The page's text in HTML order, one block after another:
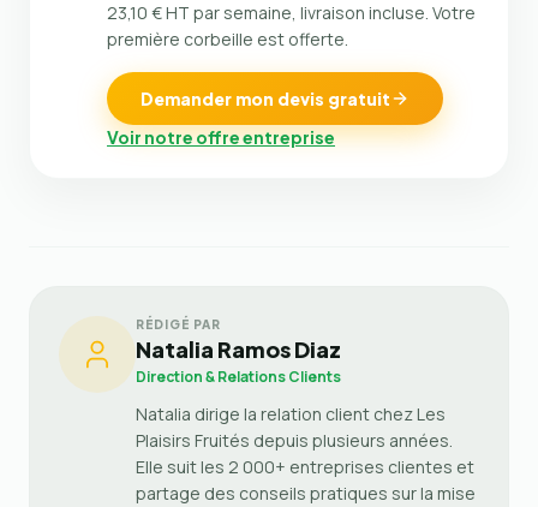
23,10 € HT par semaine, livraison incluse. Votre
première corbeille est offerte.
Demander mon devis gratuit
Voir notre offre entreprise
RÉDIGÉ PAR
Natalia Ramos Diaz
Direction & Relations Clients
Natalia dirige la relation client chez Les
Plaisirs Fruités depuis plusieurs années.
Elle suit les 2 000+ entreprises clientes et
partage des conseils pratiques sur la mise